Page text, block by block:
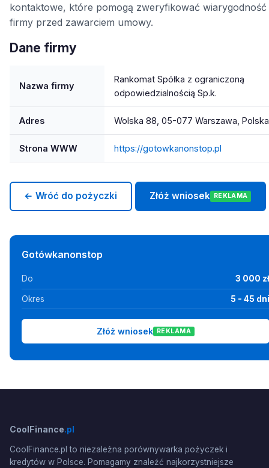
kontaktowe, które pomogą zweryfikować wiarygodność
firmy przed zawarciem umowy.
Dane firmy
Nazwa firmy
Rankomat Spółka z ograniczoną
odpowiedzialnością Sp.k.
Adres Wolska 88, 05-077 Warszawa, Polska
Strona WWW https://gotowkanonstop.pl
← Wróć do pożyczki Złóż wniosek REKLAMA
Gotówkanonstop
Do 3 000 zł
Okres 5 - 45 dni
Złóż wniosek REKLAMA
CoolFinance.pl
CoolFinance.pl to niezależna porównywarka pożyczek i
kredytów w Polsce. Pomagamy znaleźć najkorzystniejsze